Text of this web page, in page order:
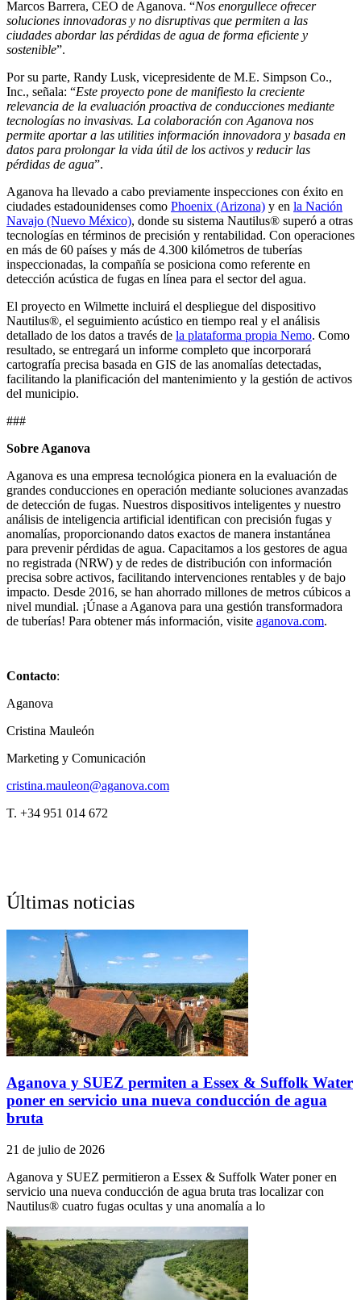
Marcos Barrera, CEO de Aganova. “Nos enorgullece ofrecer
soluciones innovadoras y no disruptivas que permiten a las
ciudades abordar las pérdidas de agua de forma eficiente y
sostenible”.
Por su parte, Randy Lusk, vicepresidente de M.E. Simpson Co.,
Inc., señala: “Este proyecto pone de manifiesto la creciente
relevancia de la evaluación proactiva de conducciones mediante
tecnologías no invasivas. La colaboración con Aganova nos
permite aportar a las utilities información innovadora y basada en
datos para prolongar la vida útil de los activos y reducir las
pérdidas de agua”.
Aganova ha llevado a cabo previamente inspecciones con éxito en
ciudades estadounidenses como Phoenix (Arizona) y en la Nación
Navajo (Nuevo México), donde su sistema Nautilus® superó a otras
tecnologías en términos de precisión y rentabilidad. Con operaciones
en más de 60 países y más de 4.300 kilómetros de tuberías
inspeccionadas, la compañía se posiciona como referente en
detección acústica de fugas en línea para el sector del agua.
El proyecto en Wilmette incluirá el despliegue del dispositivo
Nautilus®, el seguimiento acústico en tiempo real y el análisis
detallado de los datos a través de la plataforma propia Nemo. Como
resultado, se entregará un informe completo que incorporará
cartografía precisa basada en GIS de las anomalías detectadas,
facilitando la planificación del mantenimiento y la gestión de activos
del municipio.
###
Sobre Aganova
Aganova es una empresa tecnológica pionera en la evaluación de
grandes conducciones en operación mediante soluciones avanzadas
de detección de fugas. Nuestros dispositivos inteligentes y nuestro
análisis de inteligencia artificial identifican con precisión fugas y
anomalías, proporcionando datos exactos de manera instantánea
para prevenir pérdidas de agua. Capacitamos a los gestores de agua
no registrada (NRW) y de redes de distribución con información
precisa sobre activos, facilitando intervenciones rentables y de bajo
impacto. Desde 2016, se han ahorrado millones de metros cúbicos a
nivel mundial. ¡Únase a Aganova para una gestión transformadora
de tuberías! Para obtener más información, visite aganova.com.
Contacto:
Aganova
Cristina Mauleón
Marketing y Comunicación
cristina.mauleon@aganova.com
T. +34 951 014 672
Últimas noticias
Aganova y SUEZ permiten a Essex & Suffolk Water
poner en servicio una nueva conducción de agua
bruta
21 de julio de 2026
Aganova y SUEZ permitieron a Essex & Suffolk Water poner en
servicio una nueva conducción de agua bruta tras localizar con
Nautilus® cuatro fugas ocultas y una anomalía a lo